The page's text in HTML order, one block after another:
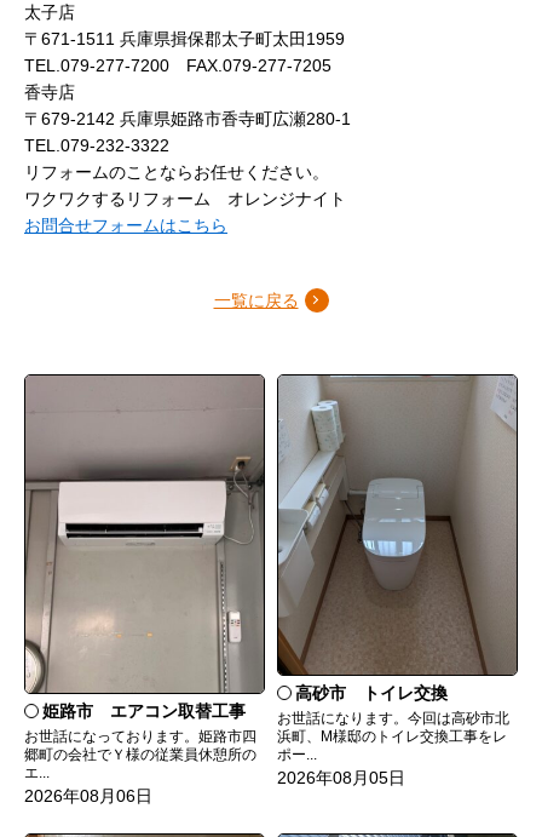
太子店
〒671-1511 兵庫県揖保郡太子町太田1959
TEL.079-277-7200 FAX.079-277-7205
香寺店
〒679-2142 兵庫県姫路市香寺町広瀬280-1
TEL.079-232-3322
リフォームのことならお任せください。
ワクワクするリフォーム オレンジナイト
お問合せフォームはこちら
一覧に戻る
姫路市 エアコン取替工事
お世話になっております。姫路市四
郷町の会社でＹ様の従業員休憩所の
エ...
2026年08月06日
高砂市 トイレ交換
お世話になります。今回は高砂市北
浜町、M様邸のトイレ交換工事をレ
ポー...
2026年08月05日